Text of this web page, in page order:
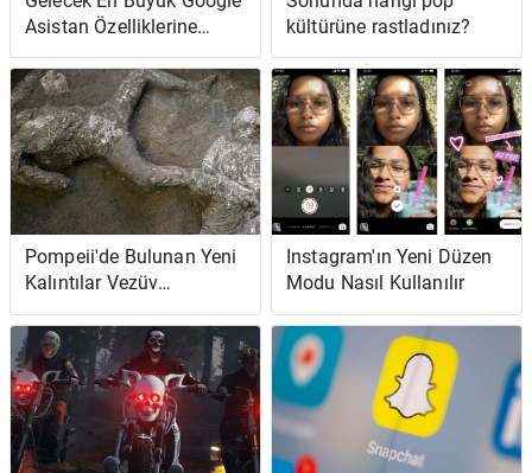
Asistan Özelliklerine
Nasıl ve Ne Zaman
Erişebilirsiniz?
kültürüne rastladınız?
Pompeii'de Bulunan Yeni
Kalıntılar Vezüv
Yanardağı Kurbanlarının
Acısını Gösteriyor
Instagram'ın Yeni Düzen
Modu Nasıl Kullanılır